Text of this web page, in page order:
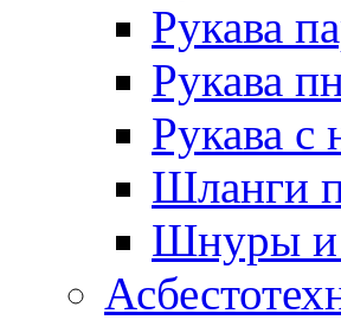
Рукава
Рукава
Рукава с
Шланги
Шнуры и